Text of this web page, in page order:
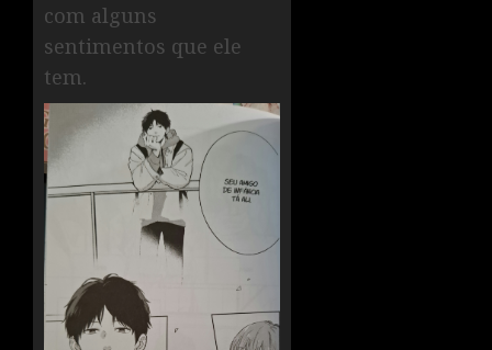
com alguns
sentimentos que ele
tem.